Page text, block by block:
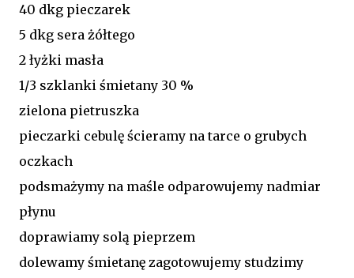
40 dkg pieczarek
5 dkg sera żółtego
2 łyżki masła
1/3 szklanki śmietany 30 %
zielona pietruszka
pieczarki cebulę ścieramy na tarce o grubych
oczkach
podsmażymy na maśle odparowujemy nadmiar
płynu
doprawiamy solą pieprzem
dolewamy śmietanę zagotowujemy studzimy